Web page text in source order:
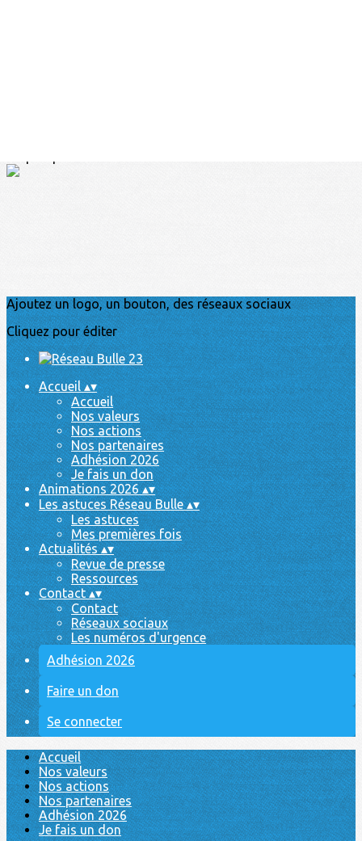
Ajoutez un logo, un bouton, des réseaux sociaux
Cliquez pour éditer
Accueil▴▾
Accueil
Nos valeurs
Nos actions
Nos partenaires
Adhésion 2026
Je fais un don
Animations 2026▴▾
Les astuces Réseau Bulle▴▾
Les astuces
Mes premières fois
Actualités▴▾
Revue de presse
Ressources
Contact▴▾
Contact
Réseaux sociaux
Les numéros d'urgence
Adhésion 2026
Faire un don
Se connecter
Accueil
Nos valeurs
Nos actions
Nos partenaires
Adhésion 2026
Je fais un don